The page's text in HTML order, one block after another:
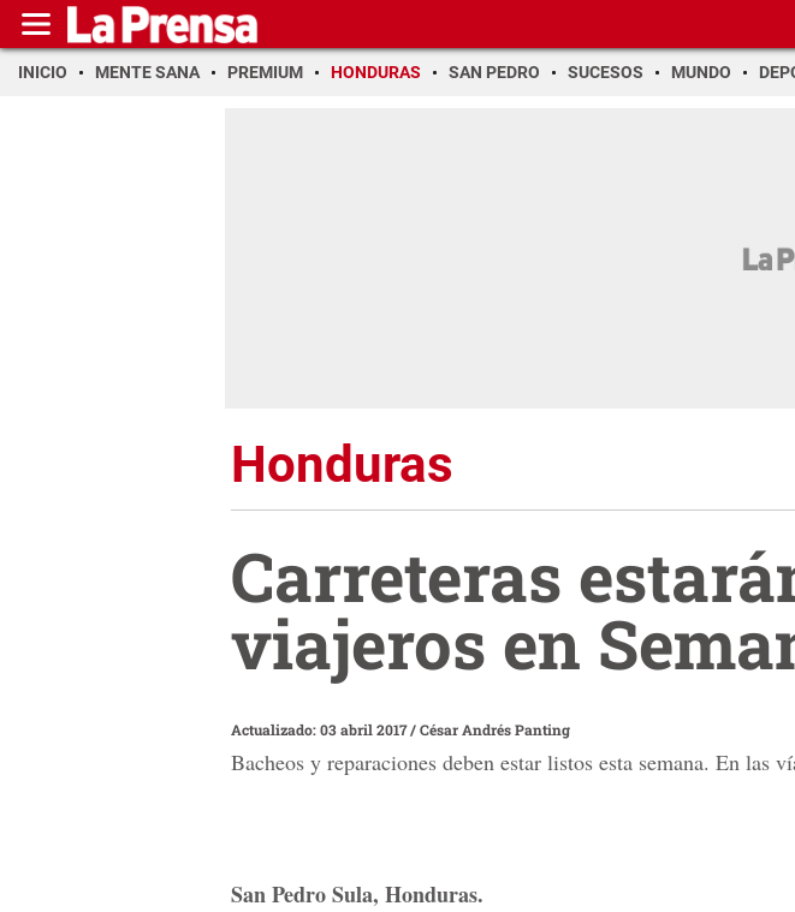
INICIO MENTE SANA PREMIUM HONDURAS SAN PEDRO SUCESOS MUNDO
Honduras
Carreteras
viajeros en
Actualizado: 03 abril 2017/César Andrés Panting
Bacheos y reparaciones deben estar listos esta semana. En las
San Pedro Sula, Honduras.